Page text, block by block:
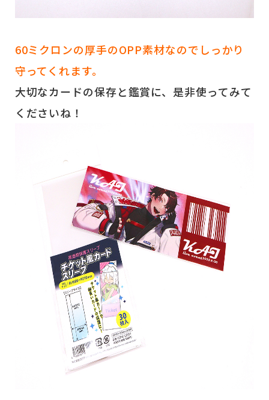
60ミクロンの厚手のOPP素材なのでしっかり
守ってくれます。
大切なカードの保存と鑑賞に、是非使ってみて
くださいね！